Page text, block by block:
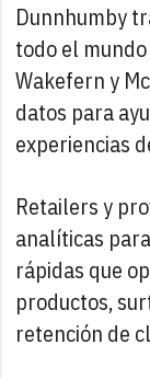
Dunnhumby
todo el
Wakefern y
datos para
experiencias
Retailers y
analíticas
rápidas que
productos,
retención de